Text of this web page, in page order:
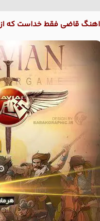
اهنگ قاضی فقط خداست که